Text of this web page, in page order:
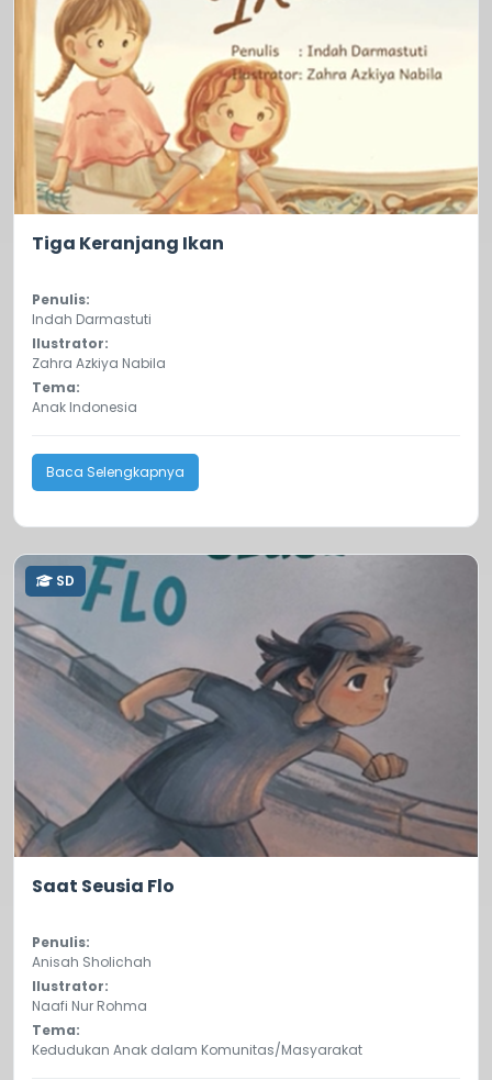
Tiga Keranjang Ikan
Penulis:
Indah Darmastuti
Ilustrator:
Zahra Azkiya Nabila
Tema:
Anak Indonesia
Baca Selengkapnya
SD
Saat Seusia Flo
Penulis:
Anisah Sholichah
Ilustrator:
Naafi Nur Rohma
Tema:
Kedudukan Anak dalam Komunitas/Masyarakat